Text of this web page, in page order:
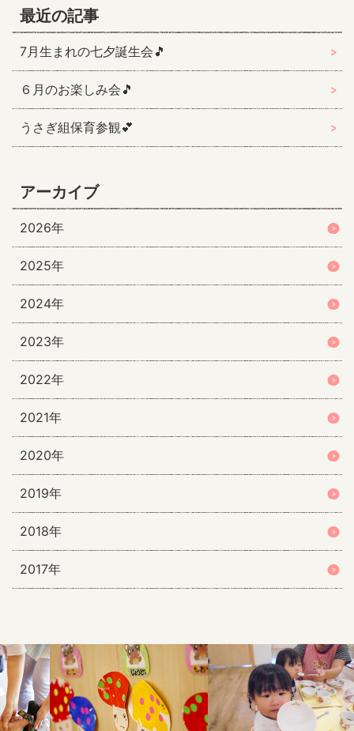
最近の記事
7月生まれの七夕誕生会🎵
６月のお楽しみ会🎵
うさぎ組保育参観💕
アーカイブ
2026年
2025年
2024年
2023年
2022年
2021年
2020年
2019年
2018年
2017年